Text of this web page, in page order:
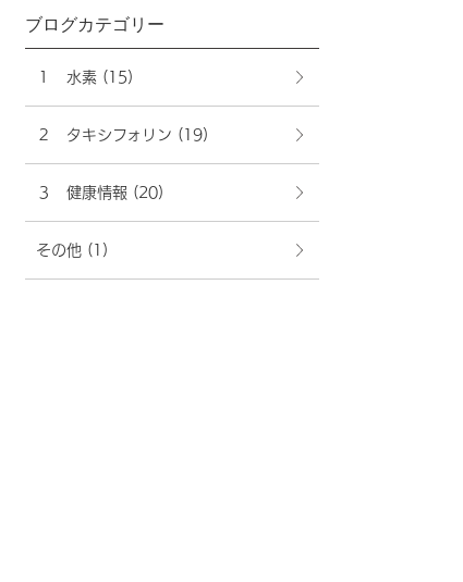
ブログカテゴリー
１ 水素 (15)
２ タキシフォリン (19)
３ 健康情報 (20)
その他 (1)